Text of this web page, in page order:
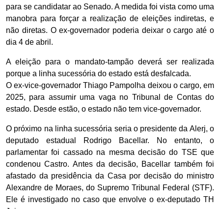
para se candidatar ao Senado. A medida foi vista como uma
manobra para forçar a realização de eleições indiretas, e
não diretas. O ex-governador poderia deixar o cargo até o
dia 4 de abril.
A eleição para o mandato-tampão deverá ser realizada
porque a linha sucessória do estado está desfalcada.
O ex-vice-governador Thiago Pampolha deixou o cargo, em
2025, para assumir uma vaga no Tribunal de Contas do
estado. Desde estão, o estado não tem vice-governador.
O próximo na linha sucessória seria o presidente da Alerj, o
deputado estadual Rodrigo Bacellar. No entanto, o
parlamentar foi cassado na mesma decisão do TSE que
condenou Castro. Antes da decisão, Bacellar também foi
afastado da presidência da Casa por decisão do ministro
Alexandre de Moraes, do Supremo Tribunal Federal (STF).
Ele é investigado no caso que envolve o ex-deputado TH